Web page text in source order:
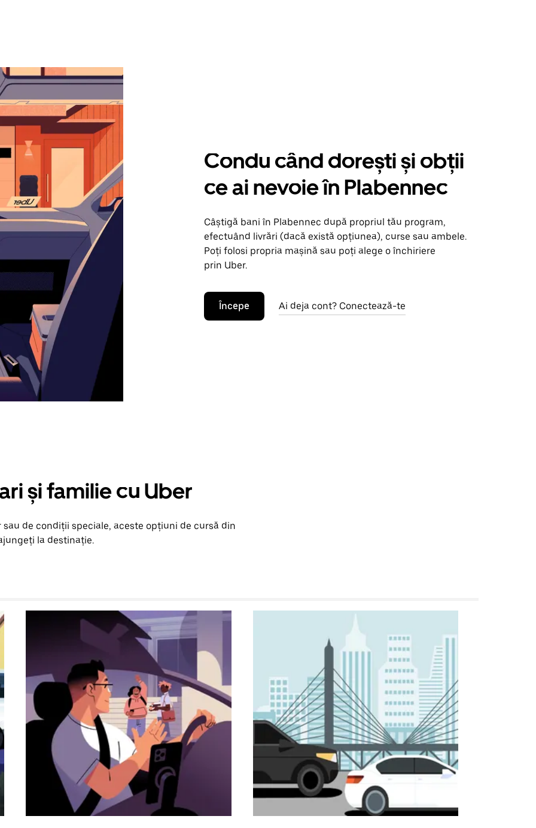
Condu când dorești și obții
ce ai nevoie în Plabennec
Câștigă bani în Plabennec după propriul tău program,
efectuând livrări (dacă există opțiunea), curse sau ambele.
Poți folosi propria mașină sau poți alege o închiriere
prin Uber.
Începe Ai deja cont? Conectează-te
și familie cu Uber
de condiții speciale, aceste opțiuni de cursă din
la destinație.